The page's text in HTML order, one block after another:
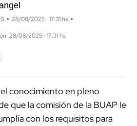
28/08/2025 · 17:31 hs
28/08/2025 · 17:31 hs
conocimiento en pleno
que la comisión de la BUAP le
con los requisitos para